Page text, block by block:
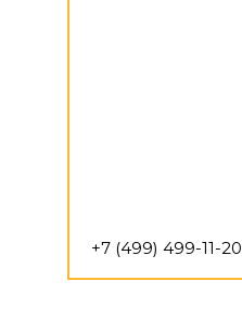
+7 (499) 499-11-20